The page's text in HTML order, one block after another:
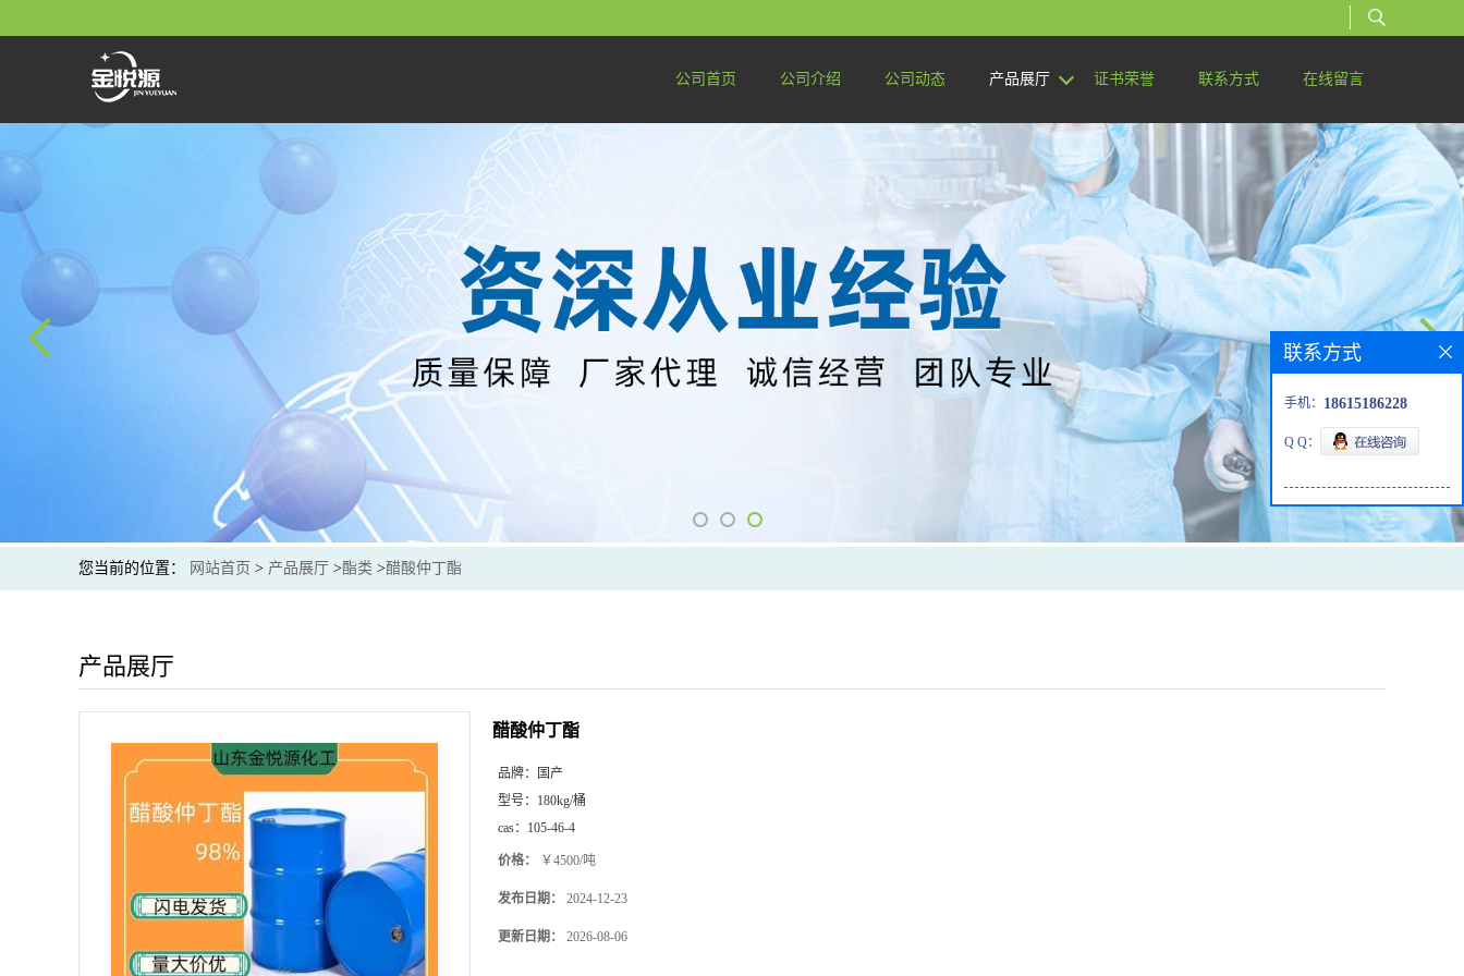
公司首页 公司介绍 公司动态 产品展厅 证书荣誉 联系方式 在线留言
您当前的位置： 网站首页 > 产品展厅 >酯类 >醋酸仲丁酯
产品展厅
醋酸仲丁酯
品牌：
国产
型号： 180kg/桶
cas： 105-46-4
价格： ￥4500/吨
发布日期： 2024-12-23
更新日期： 2026-08-06
联系方式
手机： 18615186228
Q Q：